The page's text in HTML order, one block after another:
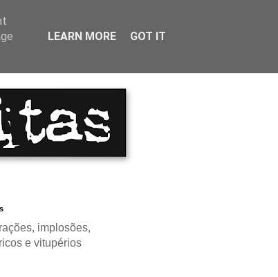
implosões,
e vitupérios
LEARN MORE GOT IT